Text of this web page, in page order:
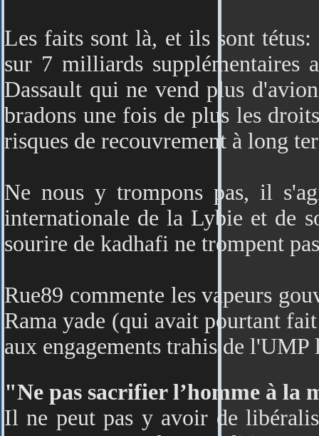
Les faits sont là, et ils sont
sur 7 milliards supplémentaires
Dassault qui ne vend plus
bradons une fois de plus les
risques de recouvrement à long
Ne nous y trompons pas, il
internationale de la Lybie et de
sourire de kadhafi ne trompent
Rue89 commente les vapeurs
Rama yade (qui avait pourtant
aux engagements trahis de
"Ne pas sacrifier l’homme à la
Il ne peut pas y avoir de